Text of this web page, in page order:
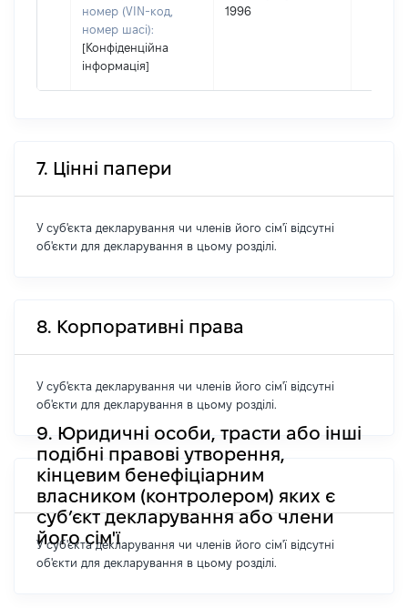
номер (VIN-код,
номер шасі):
[Конфіденційна
інформація]
1996
7. Цінні папери
У суб'єкта декларування чи членів його сім'ї відсутні
об'єкти для декларування в цьому розділі.
8. Корпоративні права
У суб'єкта декларування чи членів його сім'ї відсутні
об'єкти для декларування в цьому розділі.
9. Юридичні особи, трасти або інші
подібні правові утворення,
кінцевим бенефіціарним
власником (контролером) яких є
суб’єкт декларування або члени
його сім'ї
У суб'єкта декларування чи членів його сім'ї відсутні
об'єкти для декларування в цьому розділі.